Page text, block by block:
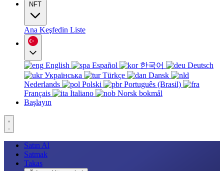
NFT
Ana Keşfedin Liste
English Español 한국어
Deutsch
Українська
Türkçe
Dansk
Nederlands
Polski
Português (Brasil)
Français
Italiano
Norsk bokmål
Başlayın
Satın Al
Satmak
Takas